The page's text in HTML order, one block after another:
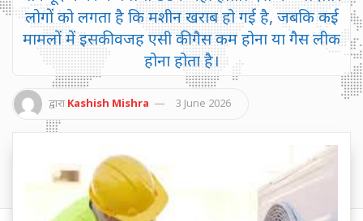
लोगों को लगता है कि मशीन खराब हो गई है, जबकि कई
मामलों में इसकी वजह एसी की गैस कम होना या गैस लीक
होना होता है।
द्वारा Kashish Mishra 3 June 2026